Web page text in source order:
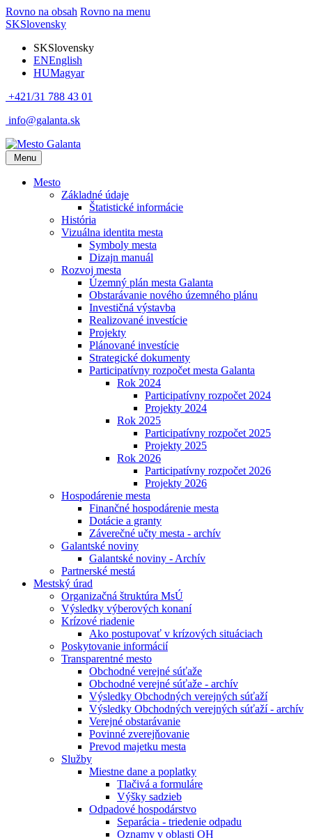
Rovno na obsah Rovno na menu
SKSlovensky
SKSlovensky
ENEnglish
HUMagyar
+421/31 788 43 01
info@galanta.sk
Menu
Mesto
Základné údaje
Štatistické informácie
História
Vizuálna identita mesta
Symboly mesta
Dizajn manuál
Rozvoj mesta
Územný plán mesta Galanta
Obstarávanie nového územného plánu
Investičná výstavba
Realizované investície
Projekty
Plánované investície
Strategické dokumenty
Participatívny rozpočet mesta Galanta
Rok 2024
Participatívny rozpočet 2024
Projekty 2024
Rok 2025
Participatívny rozpočet 2025
Projekty 2025
Rok 2026
Participatívny rozpočet 2026
Projekty 2026
Hospodárenie mesta
Finančné hospodárenie mesta
Dotácie a granty
Záverečné učty mesta - archív
Galantské noviny
Galantské noviny - Archív
Partnerské mestá
Mestský úrad
Organizačná štruktúra MsÚ
Výsledky výberových konaní
Krízové riadenie
Ako postupovať v krízových situáciach
Poskytovanie informácií
Transparentné mesto
Obchodné verejné súťaže
Obchodné verejné súťaže - archív
Výsledky Obchodných verejných súťaží
Výsledky Obchodných verejných súťaží - archív
Verejné obstarávanie
Povinné zverejňovanie
Prevod majetku mesta
Služby
Miestne dane a poplatky
Tlačivá a formuláre
Výšky sadzieb
Odpadové hospodárstvo
Separácia - triedenie odpadu
Oznamy v oblasti OH